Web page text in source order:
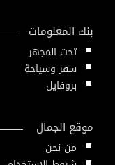
بنك المعلومات
تحت المجهر
سفر وسياحة
بروفايل
موقع الجمال
من نحن